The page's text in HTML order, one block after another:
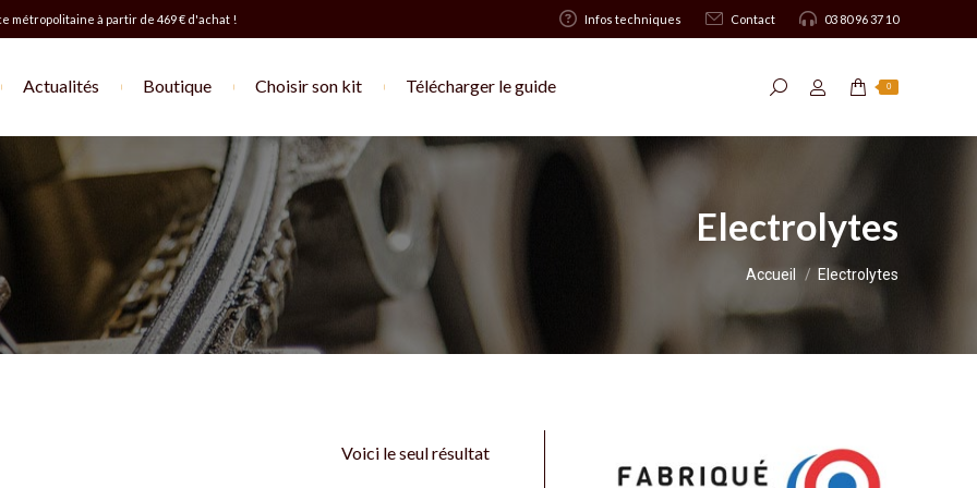
métropolitaine à partir de 469 € d'achat ! Infos techniques Contact 03 80 96 37 10
Actualités Boutique Choisir son kit Télécharger le guide
Recherche
0
Electrolytes
Vous êtes ici :
Accueil Electrolytes
Voici le seul résultat